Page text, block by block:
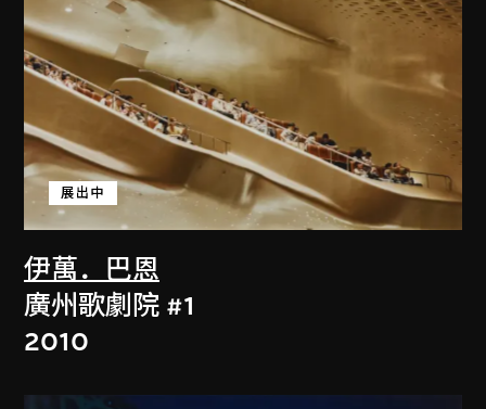
伊萬．巴恩
展出中
廣州歌劇院 #1
2010